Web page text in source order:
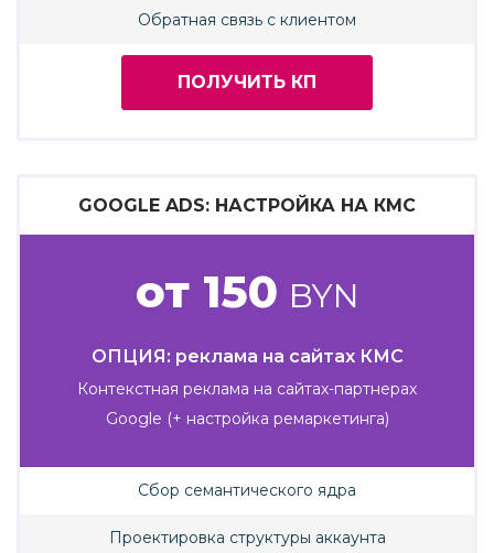
Обратная связь с клиентом
ПОЛУЧИТЬ КП
GOOGLE ADS: НАСТРОЙКА НА КМС
от 150 BYN
ОПЦИЯ: реклама на сайтах КМС
Контекстная реклама на сайтах-партнерах
Google (+ настройка ремаркетинга)
Сбор семантического ядра
Проектировка структуры аккаунта